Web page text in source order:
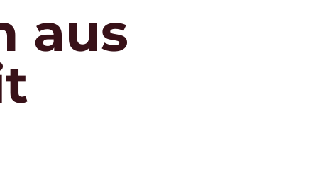
aus